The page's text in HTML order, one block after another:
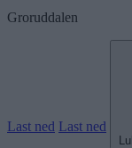
Groruddalen
Last ned Last ned